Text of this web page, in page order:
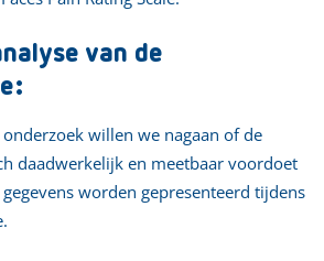
van de
willen we nagaan of de
daadwerkelijk en meetbaar voordoet
worden gepresenteerd tijdens